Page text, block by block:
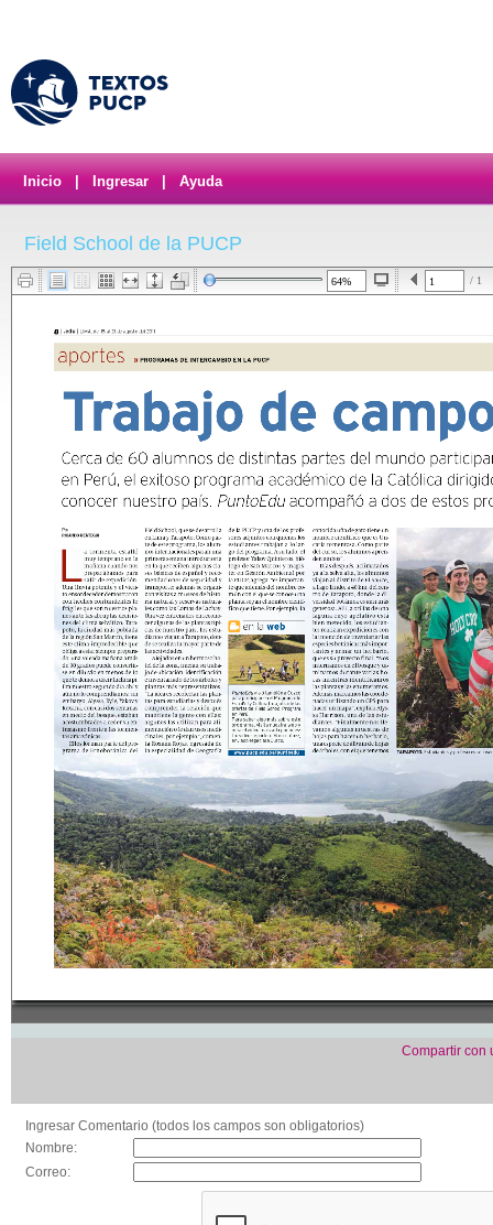
Inicio Ingresar Ayuda
Field School de la PUCP
/ 1
Compartir con
Ingresar Comentario (todos los campos son obligatorios)
Nombre:
Correo: